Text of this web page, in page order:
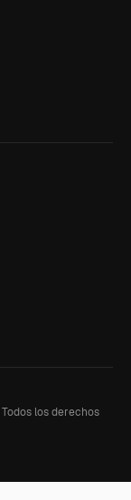
Todos los derechos